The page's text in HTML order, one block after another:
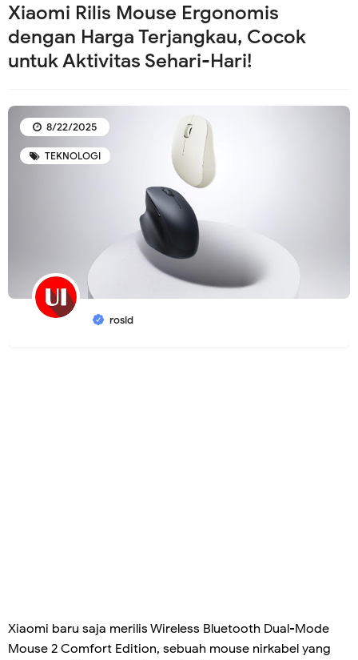
Xiaomi Rilis Mouse Ergonomis
dengan Harga Terjangkau, Cocok
untuk Aktivitas Sehari-Hari!
TEKNOLOGI
rosid
8/22/2025
Xiaomi baru saja merilis Wireless Bluetooth Dual-Mode
Mouse 2 Comfort Edition, sebuah mouse nirkabel yang